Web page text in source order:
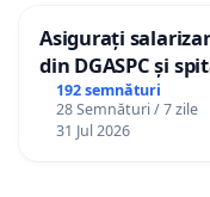
Asigurați
din DGASPC și
192 semnături
28 Semnături / 7 zile
31 Jul 2026